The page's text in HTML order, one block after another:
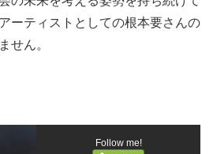
ーティストとしての根本要さんの
せん。
Follow me!